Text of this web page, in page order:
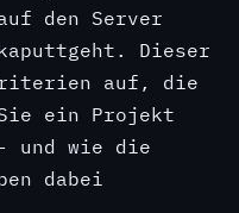
den Server
Dieser
auf, die
ein Projekt
und wie die
dabei